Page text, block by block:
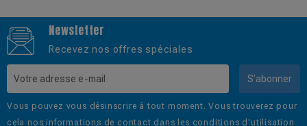
Newsletter
Recevez nos offres spéciales
S’abonner
Vous pouvez vous désinscrire à tout moment. Vous trouverez pour
cela nos informations de contact dans les conditions d'utilisation